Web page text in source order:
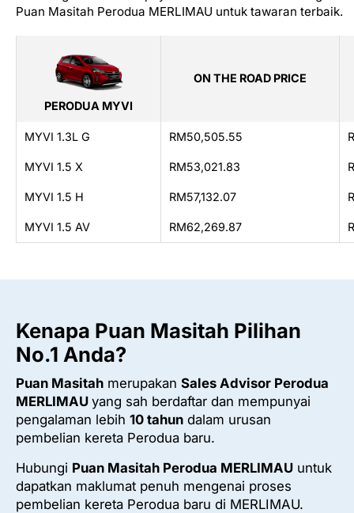
Puan Masitah Perodua MERLIMAU untuk tawaran terbaik.
PERODUA MYVI
ON THE ROAD PRICE
MYVI 1.3L G RM50,505.55
MYVI 1.5 X RM53,021.83
MYVI 1.5 H RM57,132.07
MYVI 1.5 AV RM62,269.87
Kenapa Puan Masitah Pilihan
No.1 Anda?
Puan Masitah merupakan Sales Advisor Perodua
MERLIMAU yang sah berdaftar dan mempunyai
pengalaman lebih 10 tahun dalam urusan
pembelian kereta Perodua baru.
Hubungi Puan Masitah Perodua MERLIMAU untuk
dapatkan maklumat penuh mengenai proses
pembelian kereta Perodua baru di MERLIMAU.